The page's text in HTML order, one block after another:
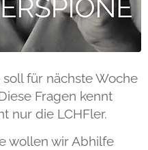
für nächste Woche
Fragen kennt
nur die LCHFler.
wollen wir Abhilfe